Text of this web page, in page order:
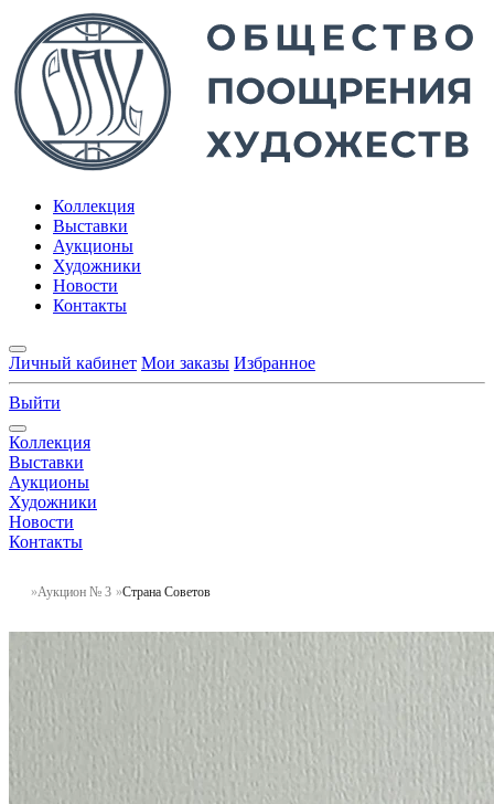
Коллекция
Выставки
Аукционы
Художники
Новости
Контакты
Личный кабинет Мои заказы Избранное
Выйти
Коллекция
Выставки
Аукционы
Художники
Новости
Контакты
Аукцион № 3 Страна Советов